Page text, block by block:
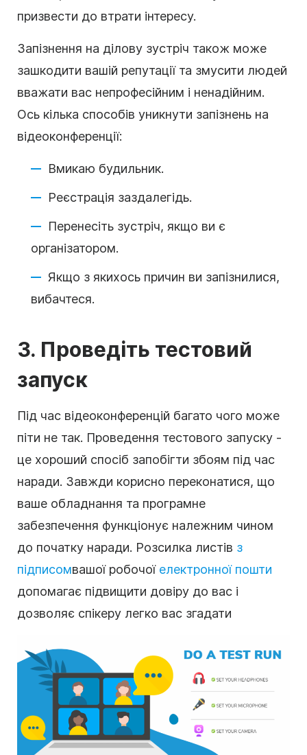
призвести до втрати інтересу.
Запізнення на ділову зустріч також може
зашкодити вашій репутації та змусити людей
вважати вас непрофесійним і ненадійним.
Ось кілька способів уникнути запізнень на
відеоконференції:
Вмикаю будильник.
Реєстрація заздалегідь.
Перенесіть зустріч, якщо ви є
організатором.
Якщо з якихось причин ви запізнилися,
вибачтеся.
3. Проведіть тестовий
запуск
Під час відеоконференцій багато чого може
піти не так. Проведення тестового запуску -
це хороший спосіб запобігти збоям під час
наради. Завжди корисно переконатися, що
ваше обладнання та програмне
забезпечення функціонує належним чином
до початку наради. Розсилка листів з
підписомвашої робочої електронної пошти
допомагає підвищити довіру до вас і
дозволяє спікеру легко вас згадати